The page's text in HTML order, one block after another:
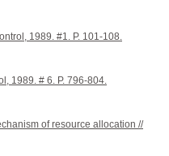
1989. #1. P. 101-108.
1989. # 6. P. 796-804.
of resource allocation //